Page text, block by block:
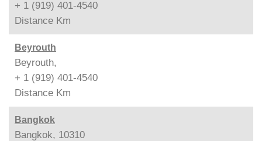
+ 1 (919) 401-4540
Distance Km
Beyrouth
Beyrouth,
+ 1 (919) 401-4540
Distance Km
Bangkok
Bangkok, 10310